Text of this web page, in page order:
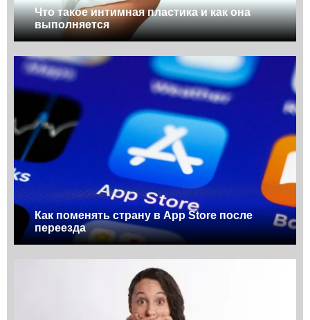
Что такое интимная пластика и как она
выполняется
Как поменять страну в App Store после
переезда